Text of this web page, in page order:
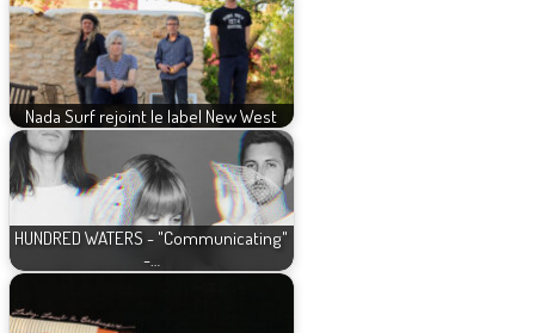
Nada Surf rejoint le label New West
HUNDRED WATERS - "Communicating"
-…